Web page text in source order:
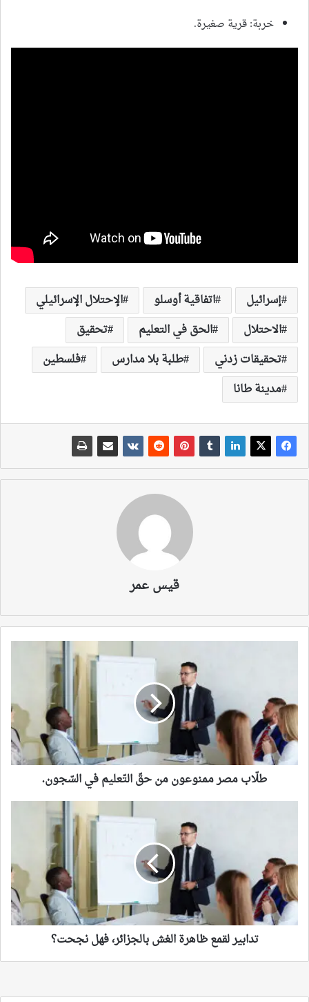
خربة: قرية صغيرة.
إسرائيل اتفاقية أوسلو
الإحتلال الإسرائيلي
الاحتلال
الحق في التعليم
تحقيق
تحقيقات زدني
طلبة بلا مدارس
فلسطين
مدينة طانا
قيس عمر
حقّ
التّعليم
في
السّجون.
طلّاب مصر ممنوعون من حقّ التّعليم في السّجون.
بالجزائر،
فهل
نجحت؟
تدابير لقمع ظاهرة الغش بالجزائر، فهل نجحت؟